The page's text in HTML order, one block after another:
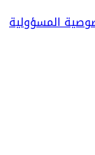
المسؤولية